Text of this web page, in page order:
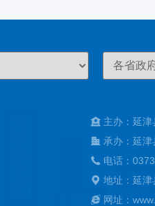
主办：延
承办：延
电话：
地址：延
网址：